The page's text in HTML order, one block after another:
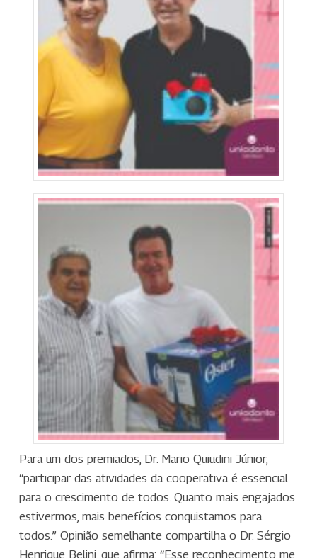
Para um dos premiados, Dr. Mario Quiudini Júnior,
“participar das atividades da cooperativa é essencial
para o crescimento de todos. Quanto mais engajados
estivermos, mais benefícios conquistamos para
todos.” Opinião semelhante compartilha o Dr. Sérgio
Henrique Belini, que afirma: “Esse reconhecimento me